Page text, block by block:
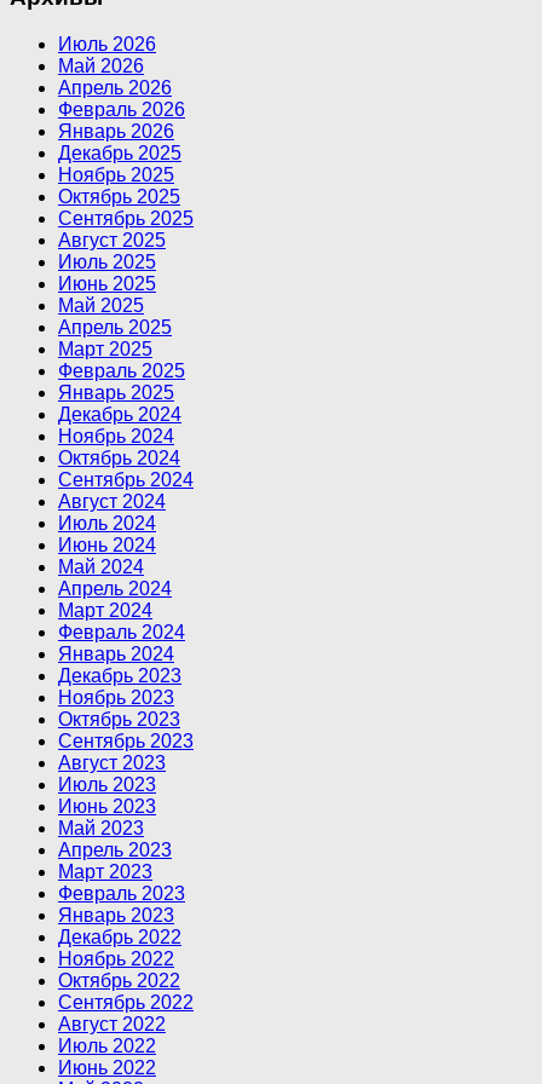
Июль 2026
Май 2026
Апрель 2026
Февраль 2026
Январь 2026
Декабрь 2025
Ноябрь 2025
Октябрь 2025
Сентябрь 2025
Август 2025
Июль 2025
Июнь 2025
Май 2025
Апрель 2025
Март 2025
Февраль 2025
Январь 2025
Декабрь 2024
Ноябрь 2024
Октябрь 2024
Сентябрь 2024
Август 2024
Июль 2024
Июнь 2024
Май 2024
Апрель 2024
Март 2024
Февраль 2024
Январь 2024
Декабрь 2023
Ноябрь 2023
Октябрь 2023
Сентябрь 2023
Август 2023
Июль 2023
Июнь 2023
Май 2023
Апрель 2023
Март 2023
Февраль 2023
Январь 2023
Декабрь 2022
Ноябрь 2022
Октябрь 2022
Сентябрь 2022
Август 2022
Июль 2022
Июнь 2022